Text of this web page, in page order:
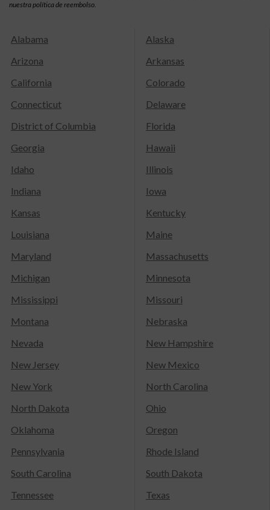
nuestra política de reembolso.
Alabama
Alaska
Arizona
Arkansas
California
Colorado
Connecticut
Delaware
District of Columbia
Florida
Georgia
Hawaii
Idaho
Illinois
Indiana
Iowa
Kansas
Kentucky
Louisiana
Maine
Maryland
Massachusetts
Michigan
Minnesota
Mississippi
Missouri
Montana
Nebraska
Nevada
New Hampshire
New Jersey
New Mexico
New York
North Carolina
North Dakota
Ohio
Oklahoma
Oregon
Pennsylvania
Rhode Island
South Carolina
South Dakota
Tennessee
Texas